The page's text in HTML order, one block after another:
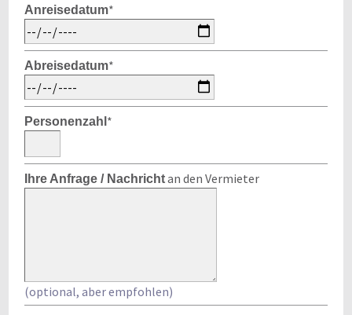
Anreisedatum*
Abreisedatum*
Personenzahl *
Ihre Anfrage / Nachrichtan den Vermieter
(optional, aber empfohlen)